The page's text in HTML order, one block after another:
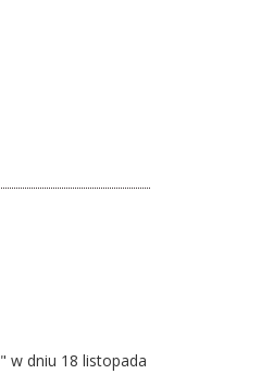
w dniu 18 listopada